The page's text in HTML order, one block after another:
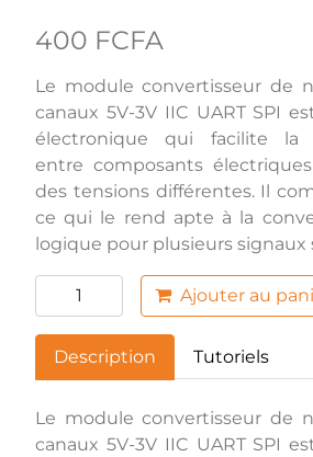
400 FCFA
Le module convertisseur de
canaux 5V-3V IIC UART SPI
électronique qui facilite la
entre composants
des tensions différentes. Il
ce qui le rend apte à la
logique pour plusieurs
Ajouter au
Description Tutoriels
Le module convertisseur de
canaux 5V-3V IIC UART SPI